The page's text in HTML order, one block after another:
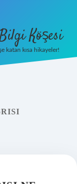
Köşesi
katan kısa hikayeler!